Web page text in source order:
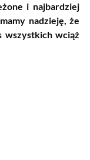
i najbardziej
nadzieję, że
wszystkich wciąż